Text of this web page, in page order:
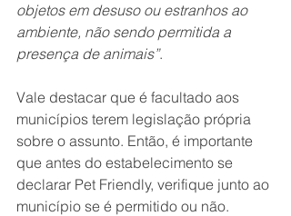
objetos em desuso ou estranhos ao
ambiente, não sendo permitida a
presença de animais”.
Vale destacar que é facultado aos
municípios terem legislação própria
sobre o assunto. Então, é importante
que antes do estabelecimento se
declarar Pet Friendly, verifique junto ao
município se é permitido ou não.